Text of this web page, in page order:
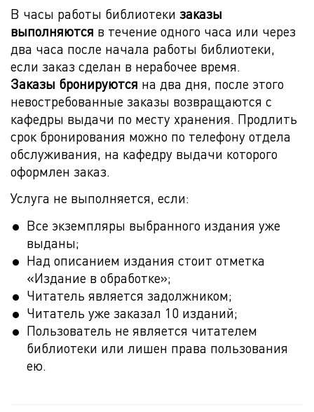
В часы работы библиотеки заказы
выполняются в течение одного часа или через
два часа после начала работы библиотеки,
если заказ сделан в нерабочее время.
Заказы бронируются на два дня, после этого
невостребованные заказы возвращаются с
кафедры выдачи по месту хранения. Продлить
срок бронирования можно по телефону отдела
обслуживания, на кафедру выдачи которого
оформлен заказ.
Услуга не выполняется, если:
Все экземпляры выбранного издания уже
выданы;
Над описанием издания стоит отметка
«Издание в обработке»;
Читатель является задолжником;
Читатель уже заказал 10 изданий;
Пользователь не является читателем
библиотеки или лишен права пользования
ею.